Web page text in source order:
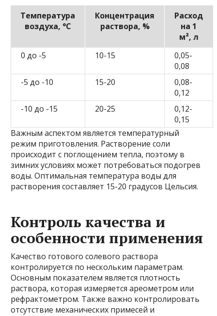
Температура
воздуха, °C
Концентрация
раствора, %
Расход
на 1
м², л
0 до -5
10-15
0,05-
0,08
-5 до -10
15-20
0,08-
0,12
-10 до -15
20-25
0,12-
0,15
Важным аспектом является температурный
режим приготовления. Растворение соли
происходит с поглощением тепла, поэтому в
зимних условиях может потребоваться подогрев
воды. Оптимальная температура воды для
растворения составляет 15-20 градусов Цельсия.
Контроль качества и
особенности применения
Качество готового солевого раствора
контролируется по нескольким параметрам.
Основным показателем является плотность
раствора, которая измеряется ареометром или
рефрактометром. Также важно контролировать
отсутствие механических примесей и